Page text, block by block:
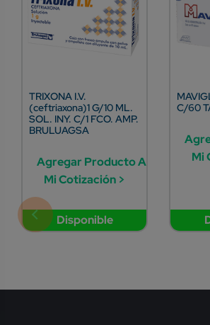
Disponible
TRIXONA I.V.
(ceftriaxona)1 G/10 ML.
SOL. INY. C/1 FCO. AMP.
BRULUAGSA
Agregar Producto A
Mi Cotización >
C/60
Mi